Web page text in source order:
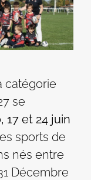
catégorie
se
17 et 24 juin
sports de
nés entre
Décembre